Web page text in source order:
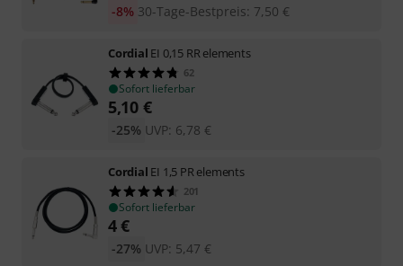
30-Tage-Bestpreis: 7,50 €
-8%
Cordial EI 0,15 RR elements
62
Sofort lieferbar
5,10 €
UVP: 6,78 €
-25%
Cordial EI 1,5 PR elements
201
Sofort lieferbar
4€
UVP: 5,47 €
-27%